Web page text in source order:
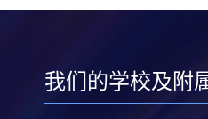
我们的学校及附